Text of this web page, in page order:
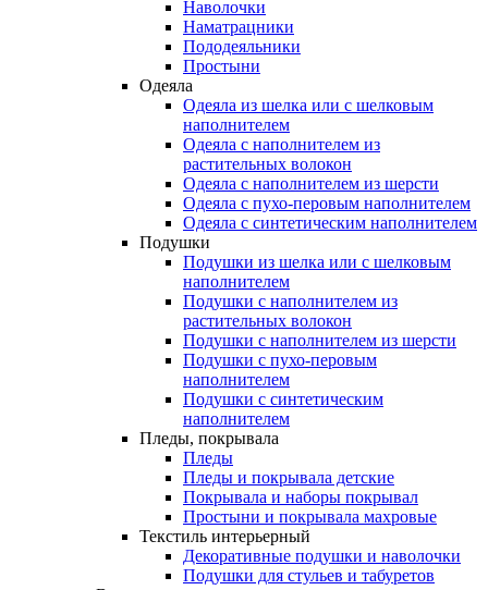
Наволочки
Наматрацники
Пододеяльники
Простыни
Одеяла
Одеяла из шелка или с шелковым
наполнителем
Одеяла с наполнителем из
растительных волокон
Одеяла с наполнителем из шерсти
Одеяла с пухо-перовым наполнителем
Одеяла с синтетическим наполнителем
Подушки
Подушки из шелка или с шелковым
наполнителем
Подушки с наполнителем из
растительных волокон
Подушки с наполнителем из шерсти
Подушки с пухо-перовым
наполнителем
Подушки с синтетическим
наполнителем
Пледы, покрывала
Пледы
Пледы и покрывала детские
Покрывала и наборы покрывал
Простыни и покрывала махровые
Текстиль интерьерный
Декоративные подушки и наволочки
Подушки для стульев и табуретов